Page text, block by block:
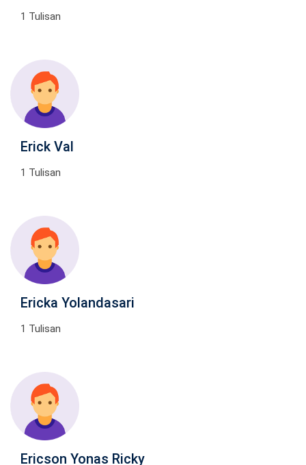
1 Tulisan
Erick Val
1 Tulisan
Ericka Yolandasari
1 Tulisan
Ericson Yonas Ricky